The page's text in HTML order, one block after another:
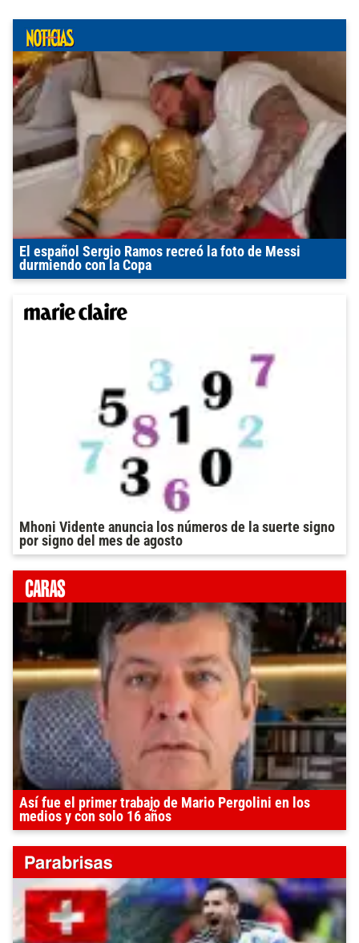
El español Sergio Ramos recreó la foto de Messi
durmiendo con la Copa
Mhoni Vidente anuncia los números de la suerte signo
por signo del mes de agosto
Así fue el primer trabajo de Mario Pergolini en los
medios y con solo 16 años